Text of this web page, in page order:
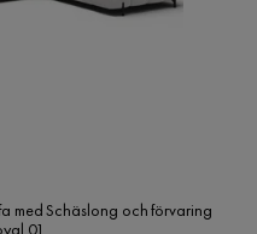
med Schäslong och förvaring
01